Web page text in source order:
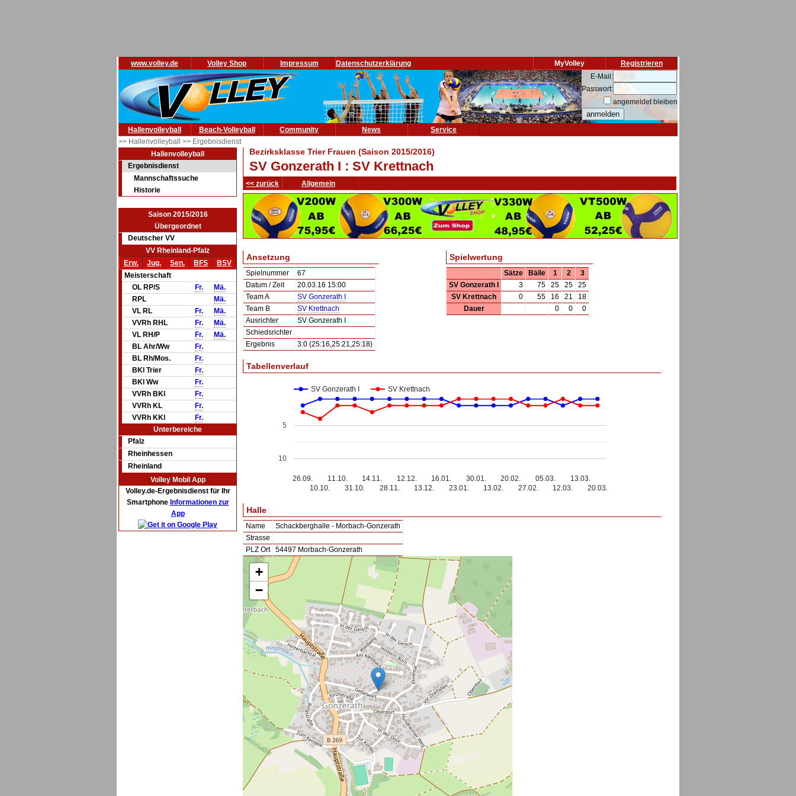
www.volley.de Volley Shop Impressum Datenschutzerklärung Registrieren
MyVolley
E-Mail:
Passwort:
angemeldet bleiben
Hallenvolleyball Beach-Volleyball Community News
Service
>> Hallenvolleyball >> Ergebnisdienst
Hallenvolleyball
Ergebnisdienst
Mannschaftssuche
Historie
Saison 2015/2016
Übergeordnet
Deutscher VV
VV Rheinland-Pfalz
Erw.
Jug. Sen. BFS
BSV
Meisterschaft
OL RP/S
Fr.
Mä.
RPL
Mä.
VL RL
Fr.
Mä.
VVRh RHL
Fr.
Mä.
VL RH/P
Fr.
Mä.
BL Ahr/Ww
Fr.
BL Rh/Mos.
Fr.
BKl Trier
Fr.
BKl Ww
Fr.
VVRh BKl
Fr.
VVRh KL
Fr.
VVRh KKl
Fr.
Unterbereiche
Pfalz
Rheinhessen
Rheinland
Volley Mobil App
Volley.de-Ergebnisdienst für Ihr
Smartphone Informationen zur
App
Bezirksklasse Trier Frauen (Saison 2015/2016)
SV Gonzerath I : SV Krettnach
<< zurück Allgemein
Ansetzung
Spielnummer
67
Datum / Zeit
20.03.16 15:00
Team A
SV Gonzerath I
Team B
SV Krettnach
Ausrichter
SV Gonzerath I
Schiedsrichter
Ergebnis
3:0 (25:16,25:21,25:18)
Spielwertung
Sätze Bälle 1 2
3
SV Gonzerath I
3 75 25 25
25
SV Krettnach
0 55 16 21
18
Dauer
0 0 0
Tabellenverlauf
SV Gonzerath I SV Krettnach
26.09.
10.10.
11.10.
31.10.
14.11.
28.11.
12.12.
13.12.
16.01.
23.01.
30.01.
13.02.
20.02.
27.02.
05.03.
12.03.
13.03.
20.03.
5
10
Halle
Name
Schackberghalle - Morbach-Gonzerath
Strasse
PLZ Ort
54497 Morbach-Gonzerath
+
−